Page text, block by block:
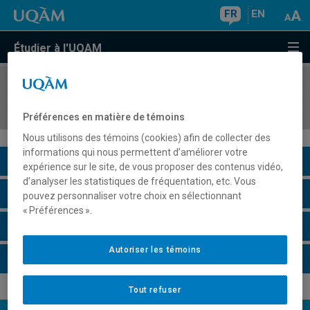
FR EN
Étudier à l'UQAM
COURS//
Description du cours
Horaire - Été 2026
Préférences en matière de témoins
Nous utilisons des témoins (cookies) afin de collecter des
informations qui nous permettent d’améliorer votre
expérience sur le site, de vous proposer des contenus vidéo,
d’analyser les statistiques de fréquentation, etc. Vous
pouvez personnaliser votre choix en sélectionnant
« Préférences ».
Tout refuser
Autoriser les témoins